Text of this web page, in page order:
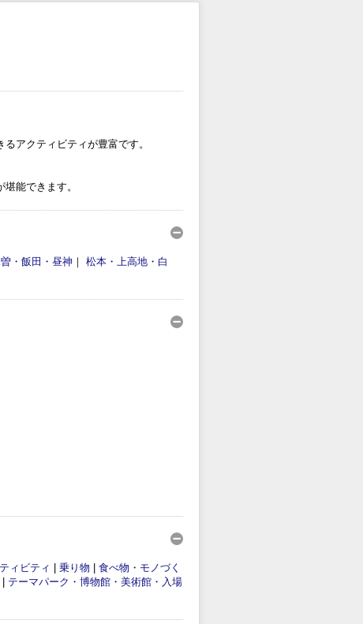
アクティビティが豊富です。
能できます。
・飯田・昼神 ｜ 松本・上高地・白
ィビティ 乗り物
食べ物・モノづく
テーマパーク・博物館・美術館・入場